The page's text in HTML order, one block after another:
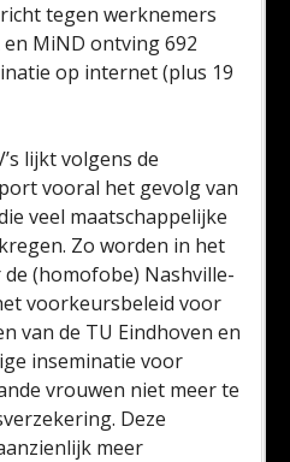
tegen werknemers
MiND ontving 692
op internet (plus 19
lijkt volgens de
vooral het gevolg van
veel maatschappelijke
Zo worden in het
(homofobe) Nashville-
voorkeursbeleid voor
van de TU Eindhoven en
inseminatie voor
vrouwen niet meer te
Deze
meer